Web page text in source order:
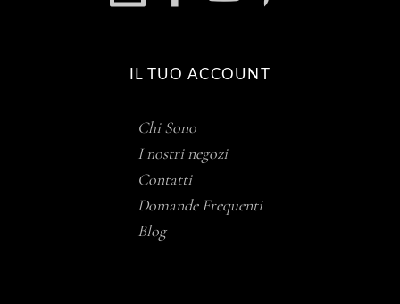
IL TUO ACCOUNT
Chi Sono
I nostri negozi
Contatti
Domande Frequenti
Blog